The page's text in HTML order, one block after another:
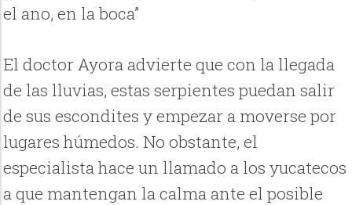
el ano, en la boca”
El doctor Ayora advierte que con la llegada
de las lluvias, estas serpientes puedan salir
de sus escondites y empezar a moverse por
lugares húmedos. No obstante, el
especialista hace un llamado a los yucatecos
a que mantengan la calma ante el posible